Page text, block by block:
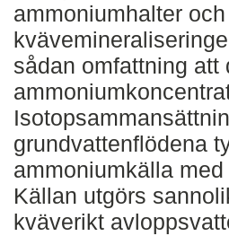
ammoniumhalter
sådan omfattning att
grundvattenflödena
ammoniumkälla
Källan utgörs
kväverikt